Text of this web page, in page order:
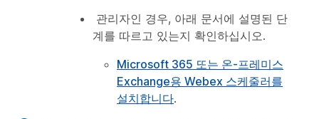
관리자인 경우, 아래 문서에 설명된 단
계를 따르고 있는지 확인하십시오.
Microsoft 365 또는 온-프레미스
Exchange용 Webex 스케줄러를
설치합니다.